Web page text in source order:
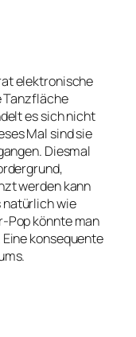
elektronische
Tanzfläche
es sich nicht
Mal sind sie
Diesmal
werden kann
natürlich wie
könnte man
konsequente